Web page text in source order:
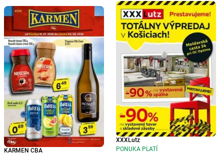
KARMEN CBA
XXXLutz
PONUKA PLATÍ